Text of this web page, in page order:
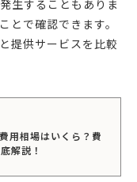
生することもありま
とで確認できます。
提供サービスを比較
用相場はいくら？費
解説！